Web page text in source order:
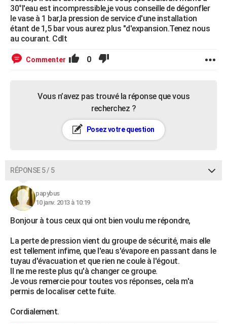
30°l'eau est incompressible,je vous conseille de dégonfler
le vase à 1 bar,la pression de service d'une installation
étant de 1,5 bar vous aurez plus "d'expansion.Tenez nous
au courant. Cdlt
Commenter 0
Vous n’avez pas trouvé la réponse que vous
recherchez ?
Posez votre question
RÉPONSE 5 / 5
papybus
10 janv. 2013 à 10:19
Bonjour à tous ceux qui ont bien voulu me répondre,
La perte de pression vient du groupe de sécurité, mais elle
est tellement infime, que l'eau s'évapore en passant dans le
tuyau d'évacuation et que rien ne coule à l'égout.
Il ne me reste plus qu'à changer ce groupe.
Je vous remercie pour toutes vos réponses, cela m'a
permis de localiser cette fuite.
Cordialement.